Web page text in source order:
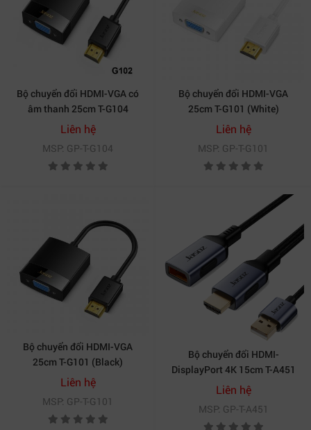
Bộ chuyển đổi HDMI-VGA có
âm thanh 25cm T-G104
Liên hệ
MSP: GP-T-G104
Bộ chuyển đổi HDMI-VGA
25cm T-G101 (White)
Liên hệ
MSP: GP-T-G101
Bộ chuyển đổi HDMI-VGA
25cm T-G101 (Black)
Liên hệ
MSP: GP-T-G101
Bộ chuyển đổi HDMI-
DisplayPort 4K 15cm T-A451
Liên hệ
MSP: GP-T-A451